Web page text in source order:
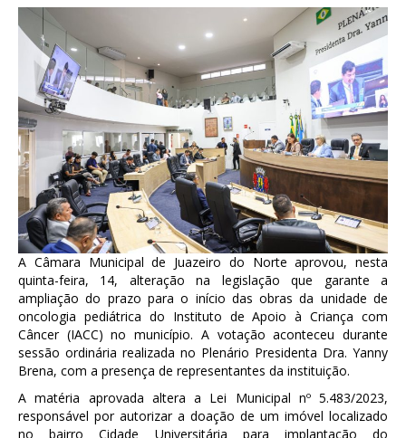
A Câmara Municipal de Juazeiro do Norte aprovou, nesta
quinta-feira, 14, alteração na legislação que garante a
ampliação do prazo para o início das obras da unidade de
oncologia pediátrica do Instituto de Apoio à Criança com
Câncer (IACC) no município. A votação aconteceu durante
sessão ordinária realizada no Plenário Presidenta Dra. Yanny
Brena, com a presença de representantes da instituição.
A matéria aprovada altera a Lei Municipal nº 5.483/2023,
responsável por autorizar a doação de um imóvel localizado
no bairro Cidade Universitária para implantação do